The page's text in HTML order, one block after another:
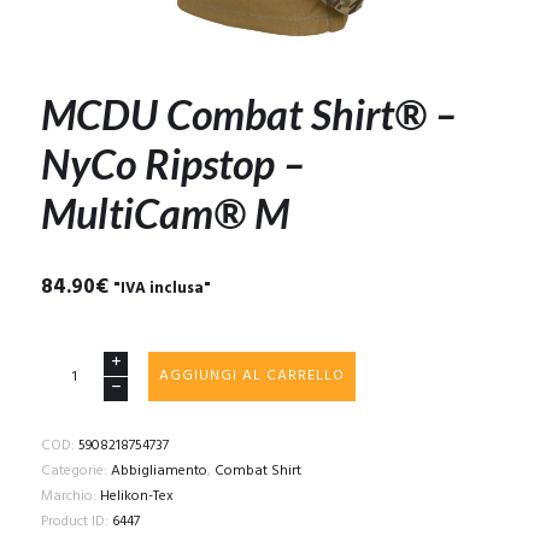
MCDU Combat Shirt® –
NyCo Ripstop –
MultiCam® M
84.90€ "IVA inclusa"
Combat
-
NyCo
Ripstop
-
AGGIUNGI AL CARRELLO
COD: 5908218754737
Categorie: Abbigliamento, Combat Shirt
Marchio: Helikon-Tex
Product ID: 6447